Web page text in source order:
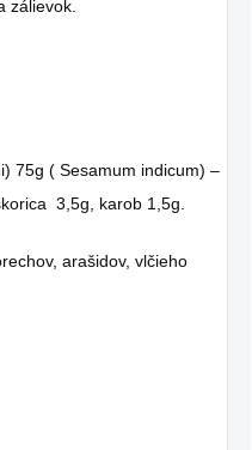
zálievok.
75g ( Sesamum indicum) –
3,5g, karob 1,5g.
arašidov, vlčieho